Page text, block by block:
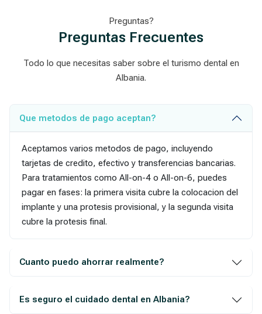
Preguntas?
Preguntas Frecuentes
Todo lo que necesitas saber sobre el turismo dental en
Albania.
Que metodos de pago aceptan?
Aceptamos varios metodos de pago, incluyendo
tarjetas de credito, efectivo y transferencias bancarias.
Para tratamientos como All-on-4 o All-on-6, puedes
pagar en fases: la primera visita cubre la colocacion del
implante y una protesis provisional, y la segunda visita
cubre la protesis final.
Cuanto puedo ahorrar realmente?
Es seguro el cuidado dental en Albania?